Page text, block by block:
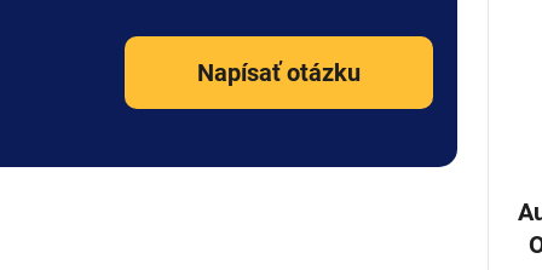
Napísať otázku